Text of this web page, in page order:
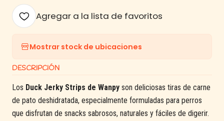
Agregar a la lista de favoritos
Mostrar stock de ubicaciones
DESCRIPCIÓN
Los Duck Jerky Strips de Wanpy son deliciosas tiras de carne
de pato deshidratada, especialmente formuladas para perros
que disfrutan de snacks sabrosos, naturales y fáciles de digerir.